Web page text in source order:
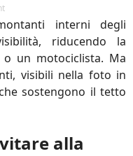
interni degli
riducendo la
un motociclista. Ma
visibili nella foto in
sostengono il tetto
alla